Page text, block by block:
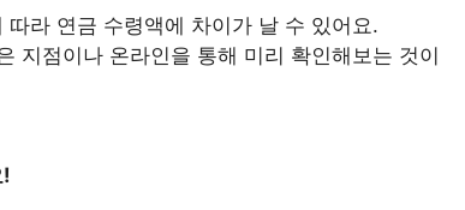
라 연금 수령액에 차이가 날 수 있어요.
지점이나 온라인을 통해 미리 확인해보는 것이